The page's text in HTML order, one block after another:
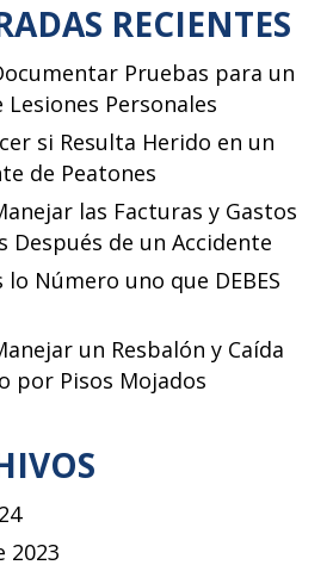
FLORIDA?”
RECIENTES
Pruebas para un
Lesiones Personales
si Resulta Herido en un
de Peatones
las Facturas y Gastos
Después de un Accidente
lo Número uno que DEBES
un Resbalón y Caída
por Pisos Mojados
2023